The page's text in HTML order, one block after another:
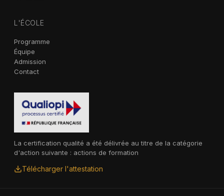
L'ÉCOLE
Programme
Équipe
Admission
Contact
La certification qualité a été délivrée au titre de la catégorie
d'action suivante : actions de formation
Télécharger l'attestation